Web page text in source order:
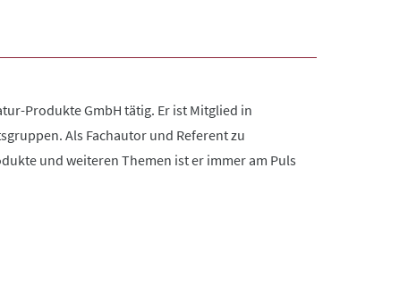
Produkte GmbH tätig. Er ist Mitglied in
Als Fachautor und Referent zu
und weiteren Themen ist er immer am Puls